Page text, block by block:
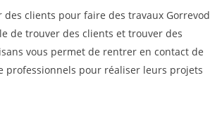
clients pour faire des travaux Gorrevod
de trouver des clients et trouver des
vous permet de rentrer en contact de
professionnels pour réaliser leurs projets